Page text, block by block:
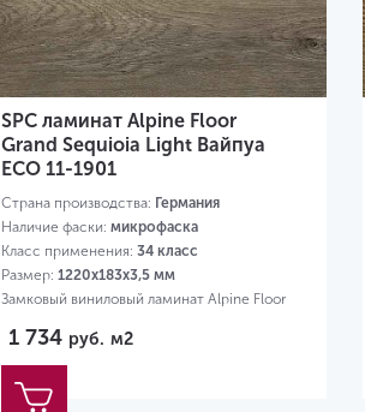
SPC ламинат Alpine Floor
Grand Sequioia Light Вайпуа
ЕСО 11-1901
Страна производства: Германия
Наличие фаски: микрофаска
Класс применения: 34 класс
Размер: 1220х183х3,5 мм
Замковый виниловый ламинат Alpine Floor
1 734 руб. м2